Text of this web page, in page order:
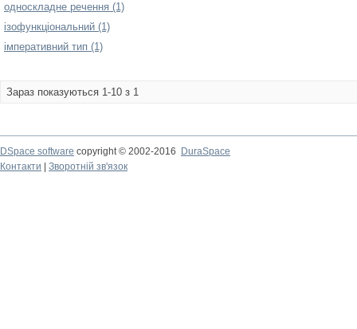
односкладне речення (1)
ізофункціональний (1)
імперативний тип (1)
Зараз показуються 1-10 з 1
DSpace software copyright © 2002-2016
DuraSpace
Контакти
Зворотній зв'язок